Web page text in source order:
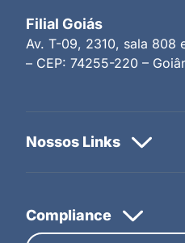
Filial Goiás
Av. T-09, 2310, sala 808
– CEP: 74255-220 –